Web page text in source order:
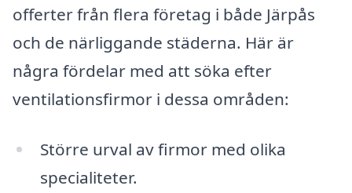
offerter från flera företag i både Järpås
och de närliggande städerna. Här är
några fördelar med att söka efter
ventilationsfirmor i dessa områden:
Större urval av firmor med olika
specialiteter.